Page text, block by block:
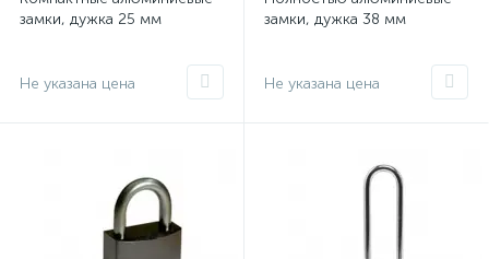
замки, дужка 25 мм
Не указана цена
замки, дужка 38 мм
Не указана цена